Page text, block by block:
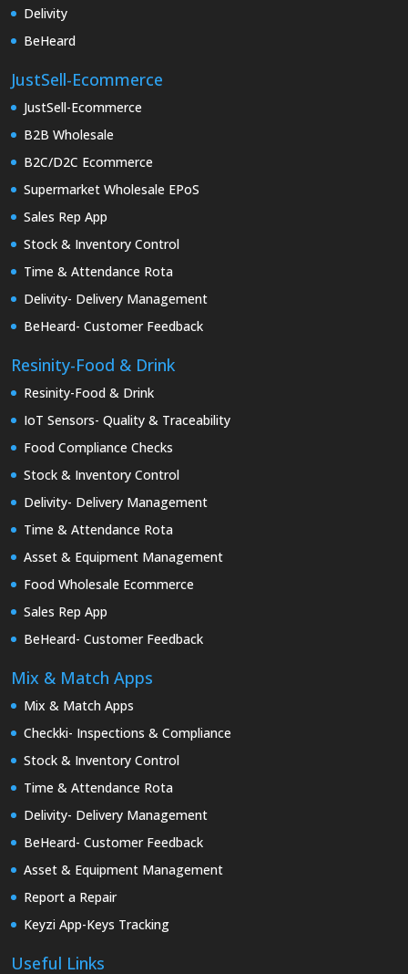
Delivity
BeHeard
JustSell-Ecommerce
JustSell-Ecommerce
B2B Wholesale
B2C/D2C Ecommerce
Supermarket Wholesale EPoS
Sales Rep App
Stock & Inventory Control
Time & Attendance Rota
Delivity- Delivery Management
BeHeard- Customer Feedback
Resinity-Food & Drink
Resinity-Food & Drink
IoT Sensors- Quality & Traceability
Food Compliance Checks
Stock & Inventory Control
Delivity- Delivery Management
Time & Attendance Rota
Asset & Equipment Management
Food Wholesale Ecommerce
Sales Rep App
BeHeard- Customer Feedback
Mix & Match Apps
Mix & Match Apps
Checkki- Inspections & Compliance
Stock & Inventory Control
Time & Attendance Rota
Delivity- Delivery Management
BeHeard- Customer Feedback
Asset & Equipment Management
Report a Repair
Keyzi App-Keys Tracking
Useful Links